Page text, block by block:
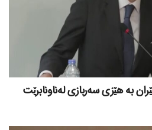
بە هێزی سەربازی لەناونابرێت